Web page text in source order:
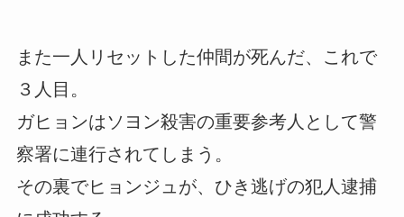
また一人リセットした仲間が死んだ、これで
３人目。
ガヒョンはソヨン殺害の重要参考人として警
察署に連行されてしまう。
その裏でヒョンジュが、ひき逃げの犯人逮捕